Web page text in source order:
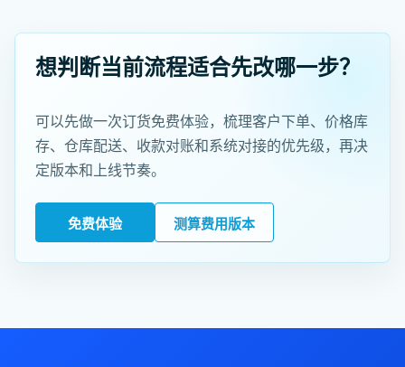
想判断当前流程适合先改哪一步？
可以先做一次订货免费体验，梳理客户下单、价格库
存、仓库配送、收款对账和系统对接的优先级，再决
定版本和上线节奏。
免费体验 测算费用版本